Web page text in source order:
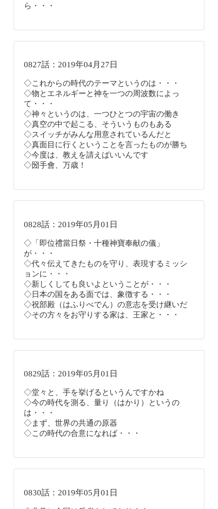
ら・・・
0827話：2019年04月27日
◇これからの時代のテーマというのは・・・
◇物とエネルギーと神を一つの周波数によっ
て・・・
◇神々というのは、一つひとつの宇宙の働き
◇真空の中で起こる、そういうものもある
◇スイッチがみんな用意されているんだと
◇真面目に行くということを言ったものが勝ち
◇今度は、教えを請えばいいんです
◇圀手會、万歳！
0828話：2019年05月01日
◇「即位禮當日祭・十種神寶奉献の儀」
が・・・
◇代々伝えてきたものを守り、表現するミッシ
ョンに・・・
◇新しくしても良いよということが・・・
◇日本の国をある面では、象徴する・・・
◇祝部殿（はふりべでん）の意志を受け継いだ
◇その方々をお守りする家は、王家と・・・
0829話：2019年05月01日
◇堂々と、手を挙げるというんですかね
◇今の時代を測る、量り（はかり）というの
は・・・
◇まず、世界の共通の原器
◇この時代の合意になれば・・・
0830話：2019年05月01日